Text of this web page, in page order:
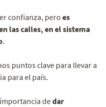
confianza, pero es
las calles, en el sistema
.
puntos clave para llevar a
para el país.
dedar